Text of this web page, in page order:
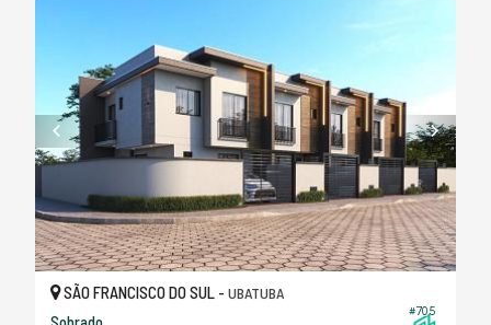
#705
SÃO FRANCISCO DO SUL - UBATUBA